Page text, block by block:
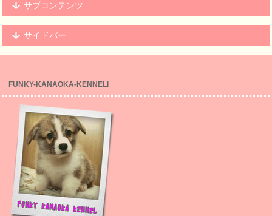
サブコンテンツ
サイドバー
FUNKY-KANAOKA-KENNELl